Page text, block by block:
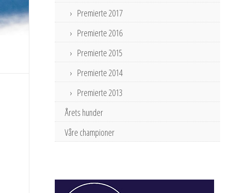
Premierte 2017
Premierte 2016
Premierte 2015
Premierte 2014
Premierte 2013
Årets hunder
Våre championer